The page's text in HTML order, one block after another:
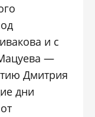
и с
—
Дмитрия
дни